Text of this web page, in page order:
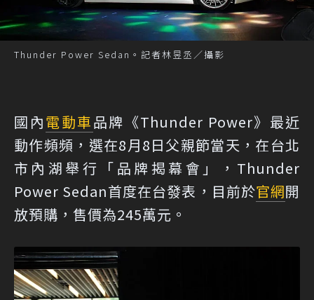
Thunder Power Sedan。記者林昱丞／攝影
國內電動車品牌《Thunder Power》最近
動作頻頻，選在8月8日父親節當天，在台北
市內湖舉行「品牌揭幕會」，Thunder
Power Sedan首度在台發表，目前於官網開
放預購，售價為245萬元。